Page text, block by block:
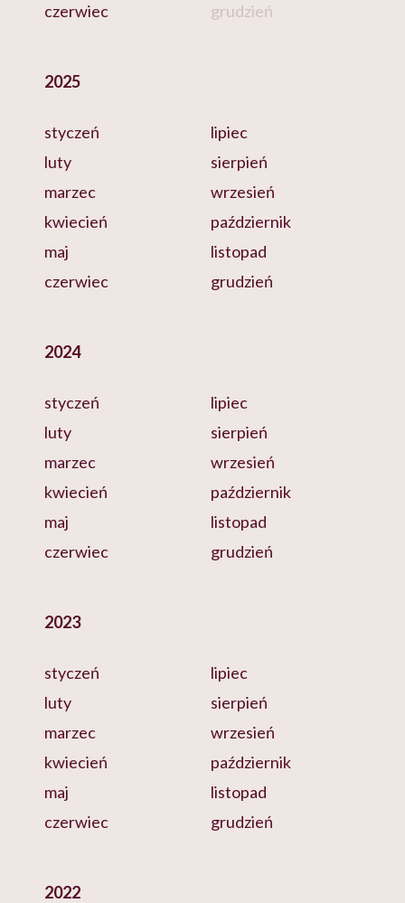
czerwiec
grudzień
2025
styczeń
luty
marzec
kwiecień
maj
czerwiec
lipiec
sierpień
wrzesień
październik
listopad
grudzień
2024
styczeń
luty
marzec
kwiecień
maj
czerwiec
lipiec
sierpień
wrzesień
październik
listopad
grudzień
2023
styczeń
luty
marzec
kwiecień
maj
czerwiec
lipiec
sierpień
wrzesień
październik
listopad
grudzień
2022